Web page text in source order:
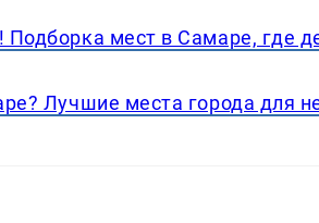
мест в Самаре, где
Лучшие места города для